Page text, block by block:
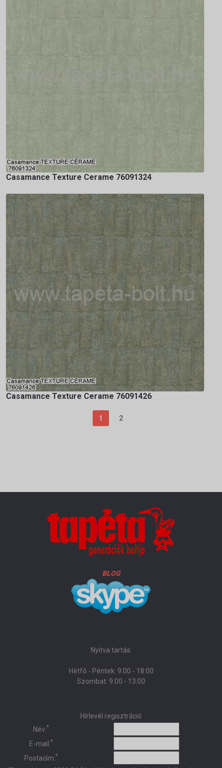
Casamance Texture Cerame 76091324
Casamance Texture Cerame 76091426
1 2
BLOG
Nyitva tartás:
Hétfő - Péntek: 9:00 - 18:00
Szombat: 9:00 - 13:00
Hírlevél regisztráció
Név:*
E-mail:*
Postacím:*